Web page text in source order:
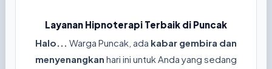
Layanan Hipnoterapi Terbaik di Puncak
Halo... Warga Puncak, ada kabar gembira dan
menyenangkan hari ini untuk Anda yang sedang